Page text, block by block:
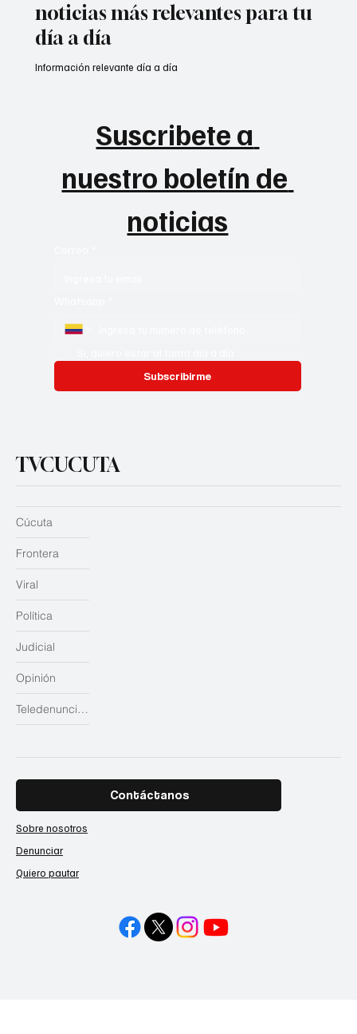
noticias más relevantes para tu
día a día
Suscribete a
nuestro boletín de
noticias
Subscribirme
Información relevante día a día
TVCUCUTA
Judicial
Opinión
Teledenuncias
Cúcuta
Frontera
Viral
Política
Contáctanos
Sobre nosotros
Denunciar
Quiero pautar